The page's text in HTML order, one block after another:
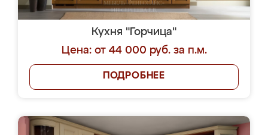
Кухня "Горчица"
Цена: от 44 000 руб. за п.м.
ПОДРОБНЕЕ